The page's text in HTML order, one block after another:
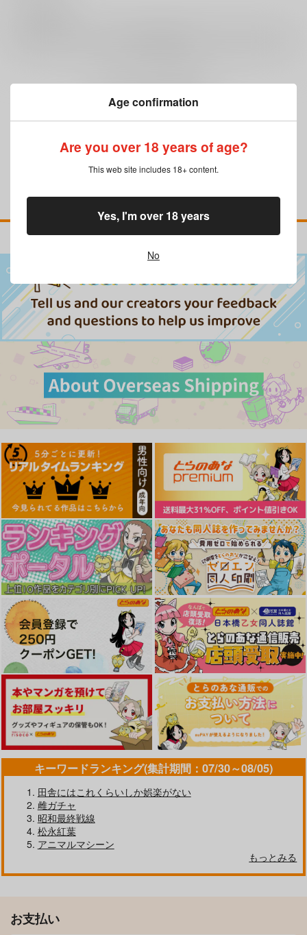
キーワードランキング(集計期間：07/30～08/05)
田舎にはこれくらいしか娯楽がない
雌ガチャ
昭和最終戦線
松永紅葉
アニマルマシーン
もっとみる
お支払い
Age confirmation
Are you over 18 years of age?
This web site includes 18+ content.
No
Yes, I'm over 18 years